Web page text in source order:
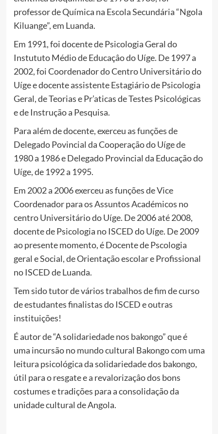
professor de Química na Escola Secundária “Ngola
Kiluange”, em Luanda.
Em 1991, foi docente de Psicologia Geral do
Instututo Médio de Educaçâo do Uíge. De 1997 a
2002, foi Coordenador do Centro Universitário do
Uíge e docente assistente Estagiário de Psicologia
Geral, de Teorias e Pr’aticas de Testes Psicológicas
e de Instrução a Pesquisa.
Para além de docente, exerceu as funções de
Delegado Povincial da Cooperação do Uíge de
1980 a 1986 e Delegado Provincial da Educação do
Uíge, de 1992 a 1995.
Em 2002 a 2006 exerceu as funções de Vice
Coordenador para os Assuntos Académicos no
centro Universitário do Uíge. De 2006 até 2008,
docente de Psicologia no ISCED do Uíge. De 2009
ao presente momento, é Docente de Pscologia
geral e Social, de Orientação escolar e Profissional
no ISCED de Luanda.
Tem sido tutor de vários trabalhos de fim de curso
de estudantes finalistas do ISCED e outras
instituições!
É autor de “A solidariedade nos bakongo” que é
uma incursão no mundo cultural Bakongo com uma
leitura psicológica da solidariedade dos bakongo,
útil para o resgate e a revalorizaçâo dos bons
costumes e tradições para a consolidação da
unidade cultural de Angola.